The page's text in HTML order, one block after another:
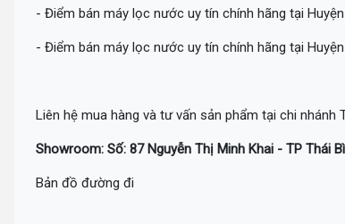
- Điểm bán máy lọc nước uy tín chính hãng tại
- Điểm bán máy lọc nước uy tín chính hãng tại
Liên hệ mua hàng và tư vấn sản phẩm tại chi nhánh
Showroom: Số: 87 Nguyễn Thị Minh Khai - TP Thái
Bản đồ đường đi